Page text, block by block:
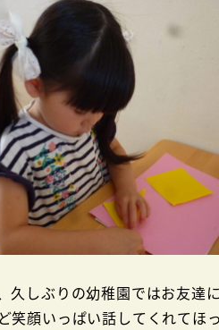
久しぶりの幼稚園ではお友達
笑顔いっぱい話してくれて